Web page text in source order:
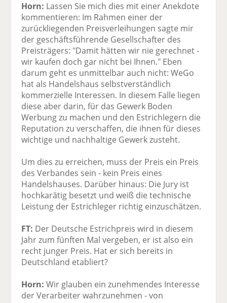
Horn: Lassen Sie mich dies mit einer Anekdote
kommentieren: Im Rahmen einer der
zurückliegenden Preisverleihungen sagte mir
der geschäftsführende Gesellschafter des
Preisträgers: "Damit hätten wir nie gerechnet -
wir kaufen doch gar nicht bei Ihnen." Eben
darum geht es unmittelbar auch nicht: WeGo
hat als Handelshaus selbstverständlich
kommerzielle Interessen. In diesem Falle liegen
diese aber darin, für das Gewerk Boden
Werbung zu machen und den Estrichlegern die
Reputation zu verschaffen, die ihnen für dieses
wichtige und nachhaltige Gewerk zusteht.
Um dies zu erreichen, muss der Preis ein Preis
des Verbandes sein - kein Preis eines
Handelshauses. Darüber hinaus: Die Jury ist
hochkarätig besetzt und weiß die technische
Leistung der Estrichleger richtig einzuschätzen.
FT: Der Deutsche Estrichpreis wird in diesem
Jahr zum fünften Mal vergeben, er ist also ein
recht junger Preis. Hat er sich bereits in
Deutschland etabliert?
Horn: Wir glauben ein zunehmendes Interesse
der Verarbeiter wahrzunehmen - von